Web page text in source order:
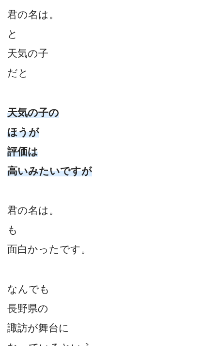
君の名は。
と
天気の子
だと
天気の子の
ほうが
評価は
高いみたいですが
君の名は。
も
面白かったです。
なんでも
長野県の
諏訪が舞台に